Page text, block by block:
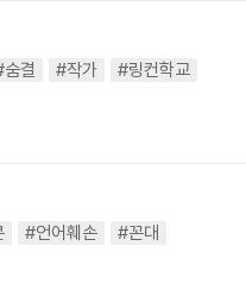
결 #작가
#링컨학교
#언어훼손
#꼰대